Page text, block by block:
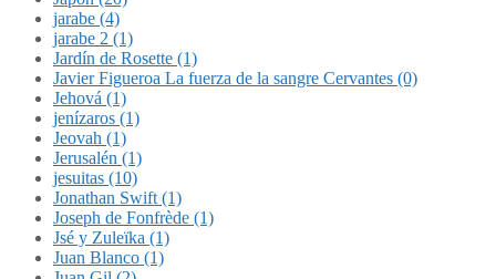
jarabe (4)
jarabe 2 (1)
Jardín de Rosette (1)
Javier Figueroa La fuerza de la sangre Cervantes (0)
Jehová (1)
jenízaros (1)
Jeovah (1)
Jerusalén (1)
jesuitas (10)
Jonathan Swift (1)
Joseph de Fonfrède (1)
Jsé y Zuleïka (1)
Juan Blanco (1)